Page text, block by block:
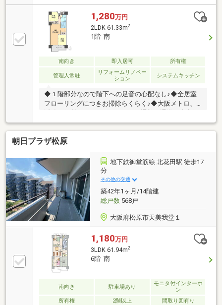
1,280万円
2LDK 61.33m2
1階 南
南向き 即入居可 所有権
管理人常駐
リフォームリノベー
ション
システムキッチン
◆１階部分なので階下への足音の心配なし♪◆全居室
フローリングにつきお掃除らくらく♪◆大阪メトロ、
利な立地♪【お買い物施設】・サンプラザ天美我堂
店：徒歩6分・万代天美我堂店：徒歩12分・ファミリ
ーマート松原天美我堂一丁目店：徒歩7分・キリン堂
松原天美我堂店：徒歩10分【教育施設】・松原市立天
美西小学校：徒歩23分・松原市立松原第五中学校：徒
歩8分【その他施設】・社会医療法人阪南医療福祉セ
ンター阪南中央病院：徒歩19分◆内覧をご希望の際は
下記の見学カレンダーまたはお電話でお気軽にご予約
ください♪
朝日プラザ松原
地下鉄御堂筋線 北花田駅 徒歩17
分
その他の交通
築42年1ヶ月/14階建
総戸数568戸
大阪府松原市天美我堂１
1,180万円
3LDK 61.94m2
6階 南
南向き 駐車場あり
モニタ付インターホ
ン
所有権
2階以上 間取り図有り